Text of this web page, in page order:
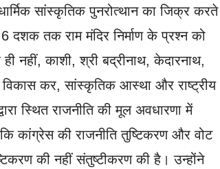
सांस्कृतिक पुनरोत्थान का जिक्र करते
दशक तक राम मंदिर निर्माण के प्रश्न को
नहीं, काशी, श्री बद्रीनाथ, केदारनाथ,
कर, सांस्कृतिक आस्था और राष्ट्रीय
स्थित राजनीति की मूल अवधारणा में
कांग्रेस की राजनीति तुष्टिकरण और वोट
की नहीं संतुष्टीकरण की है। उन्होंने